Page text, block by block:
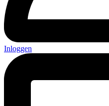
Inloggen